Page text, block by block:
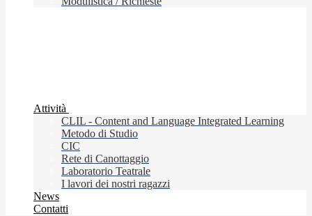
Attività
CLIL - Content and Language Integrated Learning
Metodo di Studio
CIC
Rete di Canottaggio
Laboratorio Teatrale
I lavori dei nostri ragazzi
News
Contatti